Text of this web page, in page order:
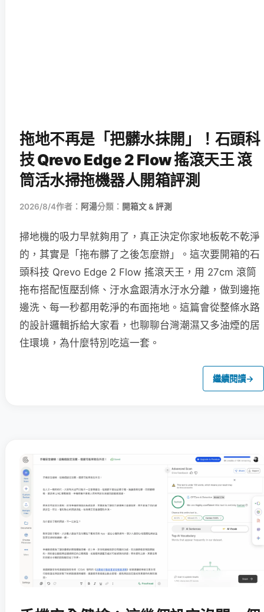
拖地不再是「把髒水抹開」！石頭科
技 Qrevo Edge 2 Flow 搖滾天王 滾
筒活水掃拖機器人開箱評測
2026/8/4作者： 阿湯分類： 開箱文 & 評測
掃地機的吸力早就夠用了，真正決定你家地板乾不乾淨
的，其實是「拖布髒了之後怎麼辦」。這次要開箱的石
頭科技 Qrevo Edge 2 Flow 搖滾天王，用 27cm 滾筒
拖布搭配恆壓刮條、汙水盒跟清水汙水分離，做到邊拖
邊洗、每一秒都用乾淨的布面拖地。這篇會從整條水路
的設計邏輯拆給大家看，也聊聊台灣潮濕又多油煙的居
住環境，為什麼特別吃這一套。
繼續閱讀→